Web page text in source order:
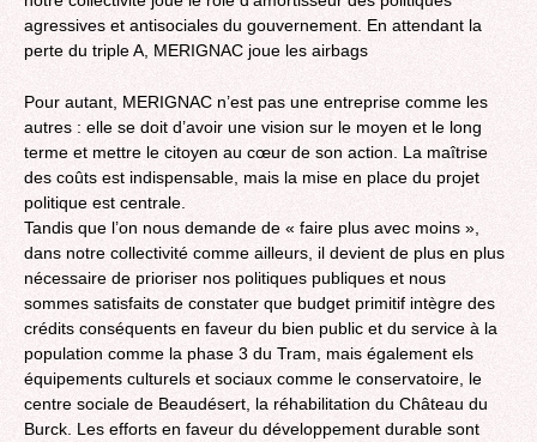
agressives et antisociales du gouvernement. En attendant la
perte du triple A, MERIGNAC joue les airbags
Pour autant, MERIGNAC n’est pas une entreprise comme les
autres : elle se doit d’avoir une vision sur le moyen et le long
terme et mettre le citoyen au cœur de son action. La maîtrise
des coûts est indispensable, mais la mise en place du projet
politique est centrale.
Tandis que l’on nous demande de « faire plus avec moins »,
dans notre collectivité comme ailleurs, il devient de plus en plus
nécessaire de prioriser nos politiques publiques et nous
sommes satisfaits de constater que budget primitif intègre des
crédits conséquents en faveur du bien public et du service à la
population comme la phase 3 du Tram, mais également els
équipements culturels et sociaux comme le conservatoire, le
centre sociale de Beaudésert, la réhabilitation du Château du
Burck. Les efforts en faveur du développement durable sont